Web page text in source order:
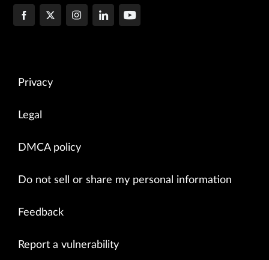
Privacy
Legal
DMCA policy
Do not sell or share my personal information
Feedback
Report a vulnerability